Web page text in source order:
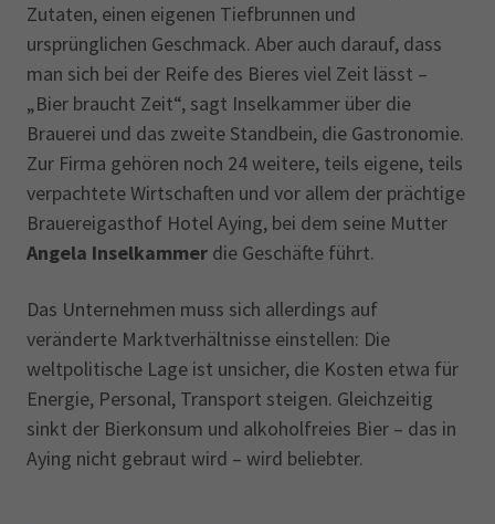
Zutaten, einen eigenen Tiefbrunnen und
ursprünglichen Geschmack. Aber auch darauf, dass
man sich bei der Reife des Bieres viel Zeit lässt –
„Bier braucht Zeit“, sagt Inselkammer über die
Brauerei und das zweite Standbein, die Gastronomie.
Zur Firma gehören noch 24 weitere, teils eigene, teils
verpachtete Wirtschaften und vor allem der prächtige
Brauereigasthof Hotel Aying, bei dem seine Mutter
Angela Inselkammer die Geschäfte führt.
Das Unternehmen muss sich allerdings auf
veränderte Marktverhältnisse einstellen: Die
weltpolitische Lage ist unsicher, die Kosten etwa für
Energie, Personal, Transport steigen. Gleichzeitig
sinkt der Bierkonsum und alkoholfreies Bier – das in
Aying nicht gebraut wird – wird beliebter.